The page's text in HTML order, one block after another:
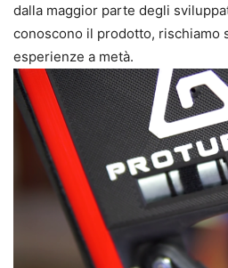
dalla maggior parte degli
conoscono il prodotto, rischiamo
esperienze a metà.